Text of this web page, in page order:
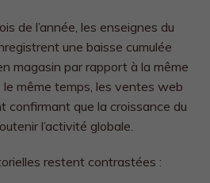
de l’année, les enseignes du
une baisse cumulée
magasin par rapport à la même
même temps, les ventes web
confirmant que la croissance du
l’activité globale.
restent contrastées :